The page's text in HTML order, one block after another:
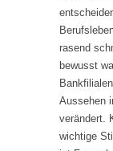
rasend
bewusst
Aussehen
verändert.
wichtige